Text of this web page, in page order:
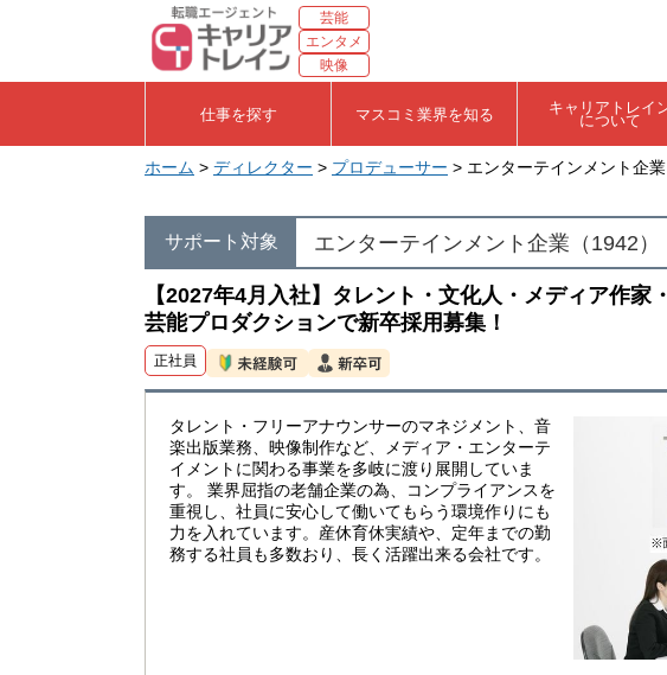
芸能
エンタメ
映像
仕事を探す マスコミ業界を知る キャリアトレイ
について
ホーム > ディレクター > プロデューサー > エンターテインメント企業
サポート対象 エンターテインメント企業（1942）
【2027年4月入社】タレント・文化人・メディア作家
芸能プロダクションで新卒採用募集！
正社員
タレント・フリーアナウンサーのマネジメント、音
楽出版業務、映像制作など、メディア・エンターテ
イメントに関わる事業を多岐に渡り展開していま
す。 業界屈指の老舗企業の為、コンプライアンスを
重視し、社員に安心して働いてもらう環境作りにも
力を入れています。産休育休実績や、定年までの勤
務する社員も多数おり、長く活躍出来る会社です。